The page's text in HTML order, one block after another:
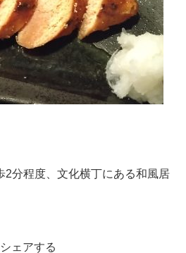
2分程度、文化横丁にある和風居
シェアする